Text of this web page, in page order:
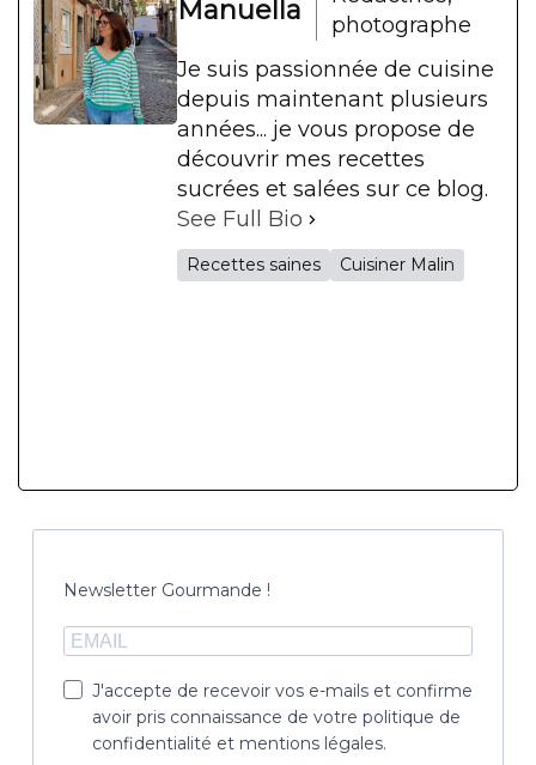
Manuella
photographe
Je suis passionnée de cuisine
depuis maintenant plusieurs
années... je vous propose de
découvrir mes recettes
sucrées et salées sur ce blog.
See Full Bio
Recettes saines Cuisiner Malin
Newsletter Gourmande !
J'accepte de recevoir vos e-mails et confirme
avoir pris connaissance de votre politique de
confidentialité et mentions légales.